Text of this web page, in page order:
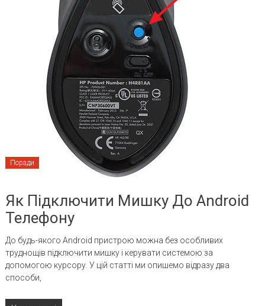
Поради
Як Підключити Мишку До Android
Телефону
До будь-якого Android пристрою можна без особливих
труднощів підключити мишку і керувати системою за
допомогою курсору. У цій статті ми опишемо відразу два
способи,